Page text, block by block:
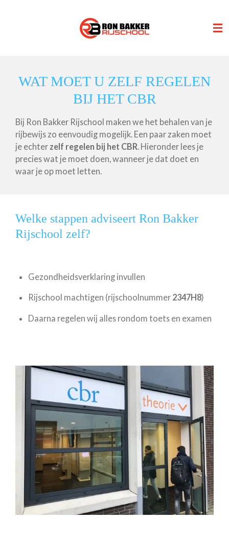
WAT MOET U ZELF REGELEN
BIJ HET CBR
Bij Ron Bakker Rijschool maken we het behalen van je
rijbewijs zo eenvoudig mogelijk. Een paar zaken moet
je echter zelf regelen bij het CBR. Hieronder lees je
precies wat je moet doen, wanneer je dat doet en
waar je op moet letten.
Welke stappen adviseert Ron Bakker
Rijschool zelf?
Gezondheidsverklaring invullen
Rijschool machtigen (rijschoolnummer 2347H8)
Daarna regelen wij alles rondom toets en examen